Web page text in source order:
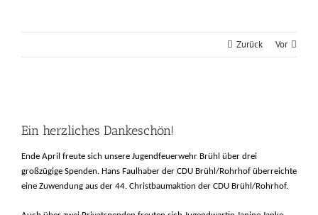
Zurück Vor
Bild
Ein herzliches Dankeschön!
Ende April freute sich unsere Jugendfeuerwehr Brühl über drei
großzügige Spenden. Hans Faulhaber der CDU Brühl/Rohrhof überreichte
eine Zuwendung aus der 44. Christbaumaktion der CDU Brühl/Rohrhof.